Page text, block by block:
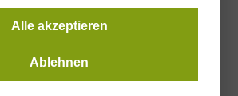
Alle akzeptieren
Ablehnen
mit Arcelor Mittal einen 10-Jahres-